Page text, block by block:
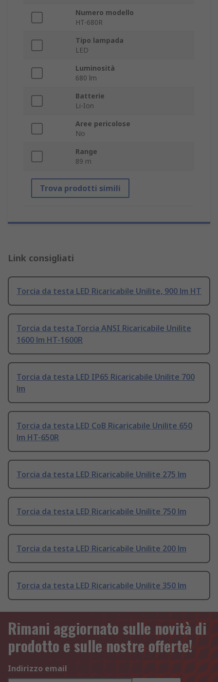
Numero modello
HT-680R
Tipo lampada
LED
Luminosità
680 lm
Batterie
Li-Ion
Aree pericolose
No
Range
89 m
Trova prodotti simili
Link consigliati
Torcia da testa LED Ricaricabile Unilite, 900 lm HT
Torcia da testa Torcia ANSI Ricaricabile Unilite
1600 lm HT-1600R
Torcia da testa LED IP65 Ricaricabile Unilite 700
lm
Torcia da testa LED CoB Ricaricabile Unilite 650
lm HT-650R
Torcia da testa LED Ricaricabile Unilite 275 lm
Torcia da testa LED Ricaricabile Unilite 750 lm
Torcia da testa LED Ricaricabile Unilite 200 lm
Torcia da testa LED Ricaricabile Unilite 350 lm
Rimani aggiornato sulle novità di
prodotto e sulle nostre offerte!
Indirizzo email